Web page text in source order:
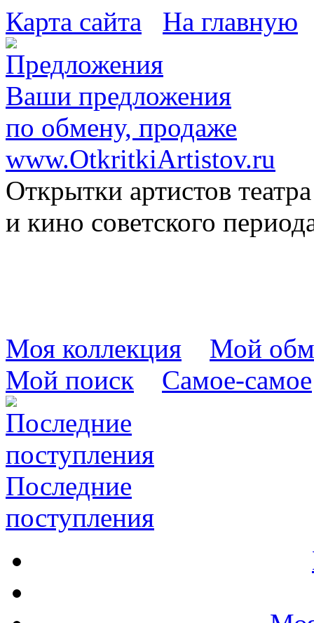
Карта сайта На главную
Ваши предложения
по обмену, продаже
www.OtkritkiArtistov.ru
Открытки артистов театра
и кино советского
Моя коллекция
Мой
Мой поиск
Самое-самое
Последние
поступления